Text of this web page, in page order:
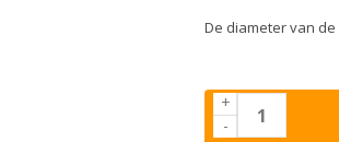
De diameter van de
+
-